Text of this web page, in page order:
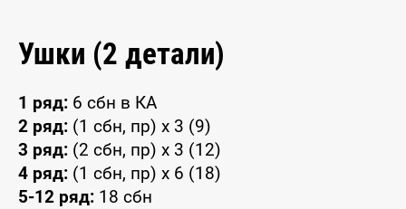
Ушки (2 детали)
1 ряд: 6 сбн в КА
2 ряд: (1 сбн, пр) x 3 (9)
3 ряд: (2 сбн, пр) x 3 (12)
4 ряд: (1 сбн, пр) x 6 (18)
5-12 ряд: 18 сбн